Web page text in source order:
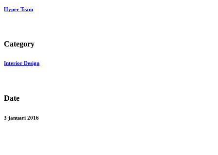
Hyper Team
Category
Interior Design
Date
3 januari 2016